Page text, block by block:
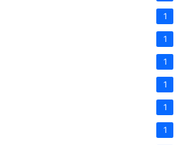
1
1
1
1
1
1